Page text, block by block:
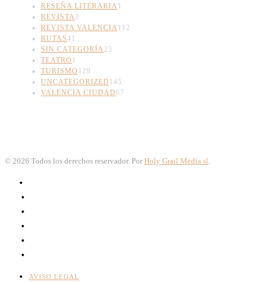
RESEÑA LITERARIA1
REVISTA2
REVISTA VALENCIA112
RUTAS41
SIN CATEGORÍA23
TEATRO 1
TURISMO 129
UNCATEGORIZED 145
VALENCIA CIUDAD67
© 2026 Todos los derechos reservador. Por Holy Grail Media sl
AVISO LEGAL